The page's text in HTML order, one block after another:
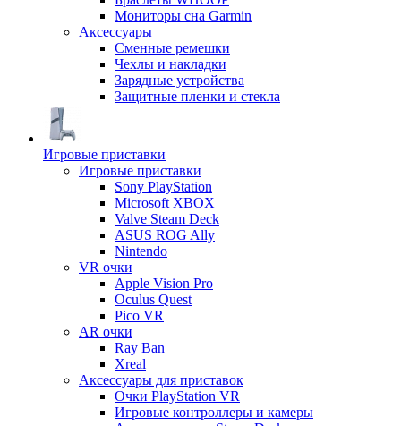
Мониторы сна Garmin
Аксессуары
Сменные ремешки
Чехлы и накладки
Зарядные устройства
Защитные пленки и стекла
Игровые приставки
Игровые приставки
Sony PlayStation
Microsoft XBOX
Valve Steam Deck
ASUS ROG Ally
Nintendo
VR очки
Apple Vision Pro
Oculus Quest
Pico VR
AR очки
Ray Ban
Xreal
Аксессуары для приставок
Очки PlayStation VR
Игровые контроллеры и камеры